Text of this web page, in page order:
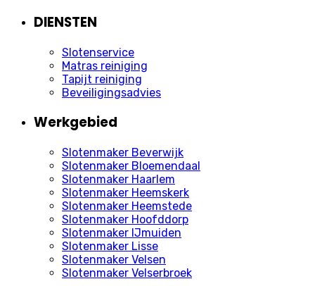
DIENSTEN
Slotenservice
Matras reiniging
Tapijt reiniging
Beveiligingsadvies
Werkgebied
Slotenmaker Beverwijk
Slotenmaker Bloemendaal
Slotenmaker Haarlem
Slotenmaker Heemskerk
Slotenmaker Heemstede
Slotenmaker Hoofddorp
Slotenmaker IJmuiden
Slotenmaker Lisse
Slotenmaker Velsen
Slotenmaker Velserbroek